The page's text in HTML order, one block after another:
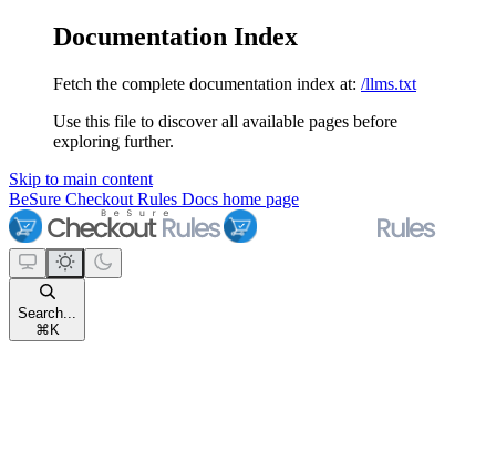
Documentation Index
Fetch the complete documentation index at: /llms.txt
Use this file to discover all available pages before
exploring further.
Skip to main content
BeSure Checkout Rules Docs home page
Search...
⌘ K